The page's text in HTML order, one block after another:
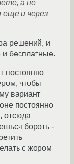
а не
еще и через
решений, и
и бесплатные.
постоянно
чтобы
вариант
постоянно
отсюда
бороть -
с жором